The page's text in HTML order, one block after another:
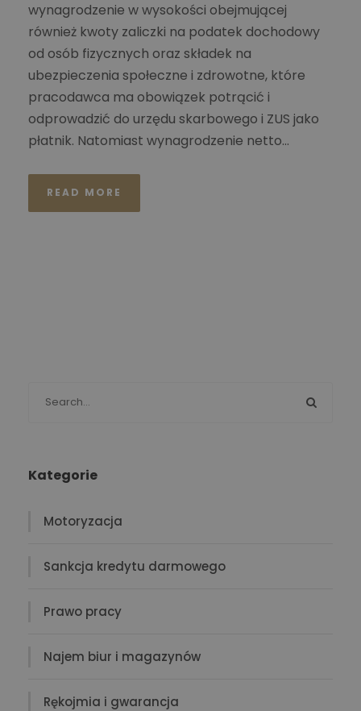
wynagrodzenie w wysokości obejmującej
również kwoty zaliczki na podatek dochodowy
od osób fizycznych oraz składek na
ubezpieczenia społeczne i zdrowotne, które
pracodawca ma obowiązek potrącić i
odprowadzić do urzędu skarbowego i ZUS jako
płatnik. Natomiast wynagrodzenie netto...
READ MORE
Kategorie
Motoryzacja
Sankcja kredytu darmowego
Prawo pracy
Najem biur i magazynów
Rękojmia i gwarancja